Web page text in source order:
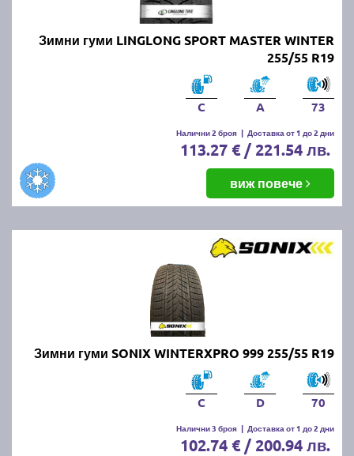
Зимни гуми LINGLONG SPORT MASTER WINTER
255/55 R19
C A 73
Налични 2 броя | Доставка от 1 до 2 дни
113.27 € / 221.54 лв.
виж повече
Зимни гуми SONIX WINTERXPRO 999 255/55 R19
C D 70
Налични 3 броя | Доставка от 1 до 2 дни
102.74 € / 200.94 лв.